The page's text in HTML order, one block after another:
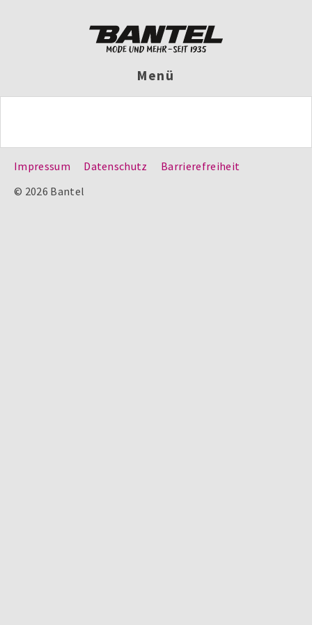
Menü
Impressum Datenschutz
Barrierefreiheit
© 2026 Bantel